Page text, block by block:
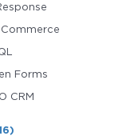
Forms
CRM